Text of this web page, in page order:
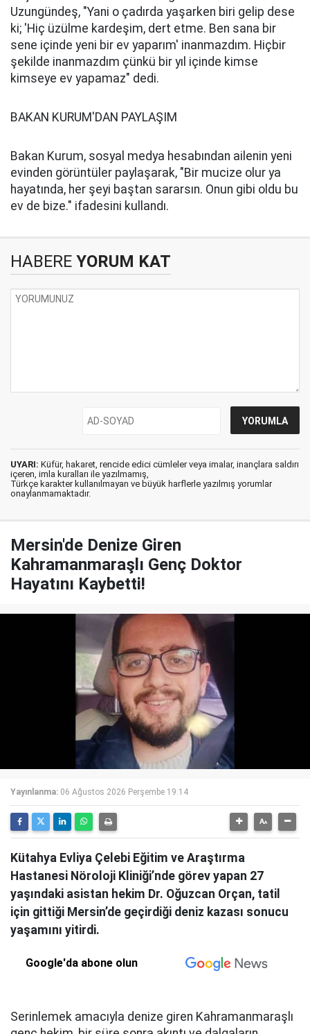
Uzungündeş, "Yani o çadırda yaşarken biri gelip dese
ki; 'Hiç üzülme kardeşim, dert etme. Ben sana bir
sene içinde yeni bir ev yaparım' inanmazdım. Hiçbir
şekilde inanmazdım çünkü bir yıl içinde kimse
kimseye ev yapamaz" dedi.
BAKAN KURUM'DAN PAYLAŞIM
Bakan Kurum, sosyal medya hesabından ailenin yeni
evinden görüntüler paylaşarak, "Bir mucize olur ya
hayatında, her şeyi baştan sararsın. Onun gibi oldu bu
ev de bize." ifadesini kullandı.
HABERE YORUM KAT
UYARI: Küfür, hakaret, rencide edici cümleler veya imalar, inançlara saldırı
içeren, imla kuralları ile yazılmamış,
Türkçe karakter kullanılmayan ve büyük harflerle yazılmış yorumlar
onaylanmamaktadır.
Mersin'de Denize Giren
Kahramanmaraşlı Genç Doktor
Hayatını Kaybetti!
Yayınlanma: 06 Ağustos 2026 Perşembe 19:14
Kütahya Evliya Çelebi Eğitim ve Araştırma
Hastanesi Nöroloji Kliniği’nde görev yapan 27
yaşındaki asistan hekim Dr. Oğuzcan Orçan, tatil
için gittiği Mersin’de geçirdiği deniz kazası sonucu
yaşamını yitirdi.
Google'da abone olun
Serinlemek amacıyla denize giren Kahramanmaraşlı